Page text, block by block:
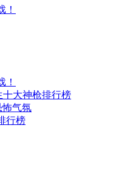
！
！
十大神枪排行榜
怖气氛
行榜